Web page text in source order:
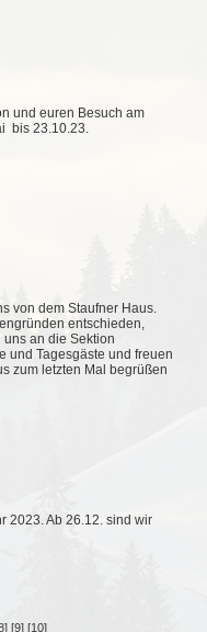
und euren Besuch am
bis 23.10.23.
von dem Staufner Haus.
entschieden,
an die Sektion
und Tagesgäste und freuen
zum letzten Mal begrüßen
2023. Ab 26.12. sind wir
[9] [10]